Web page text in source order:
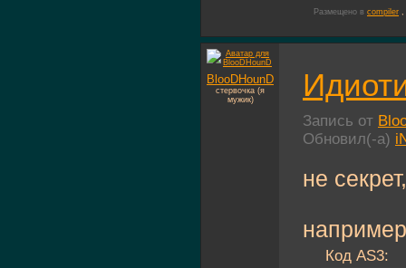
Размещено в compiler ,
BlooDHounD
стервочка (я
мужик)
Запись от
Обновил(-а)
не
Код AS3: